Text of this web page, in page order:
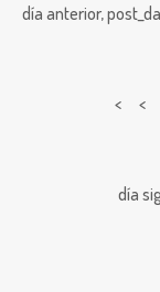
día anterior,
<
día